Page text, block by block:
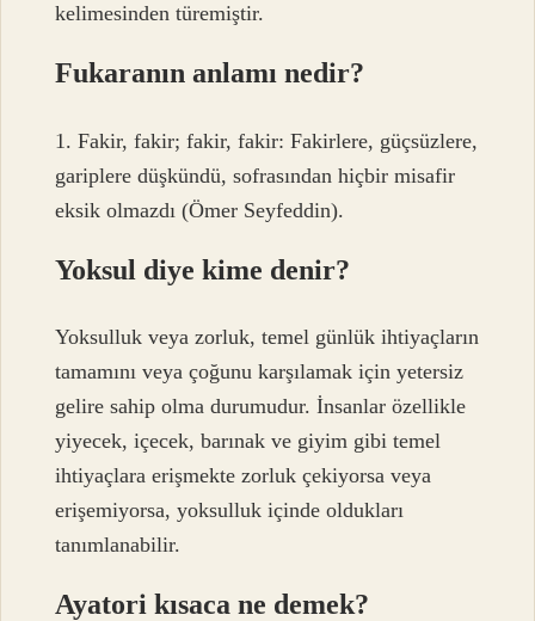
kelimesinden türemiştir.
Fukaranın anlamı nedir?
1. Fakir, fakir; fakir, fakir: Fakirlere, güçsüzlere,
gariplere düşkündü, sofrasından hiçbir misafir
eksik olmazdı (Ömer Seyfeddin).
Yoksul diye kime denir?
Yoksulluk veya zorluk, temel günlük ihtiyaçların
tamamını veya çoğunu karşılamak için yetersiz
gelire sahip olma durumudur. İnsanlar özellikle
yiyecek, içecek, barınak ve giyim gibi temel
ihtiyaçlara erişmekte zorluk çekiyorsa veya
erişemiyorsa, yoksulluk içinde oldukları
tanımlanabilir.
Ayatori kısaca ne demek?